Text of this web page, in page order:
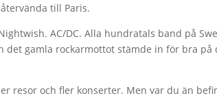
till Paris.
AC/DC. Alla hundratals band på
gamla rockarmottot stämde in för bra
resor och fler konserter. Men var du än